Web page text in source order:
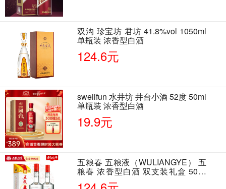
双沟 珍宝坊 君坊 41.8%vol 1050ml
单瓶装 浓香型白酒
124.6元
swellfun 水井坊 井台小酒 52度 50ml
单瓶装 浓香型白酒
19.9元
五粮春 五粮液（WULIANGYE） 五
粮春 浓香型白酒 双支装礼盒 50度
500ml*2瓶 含酒具